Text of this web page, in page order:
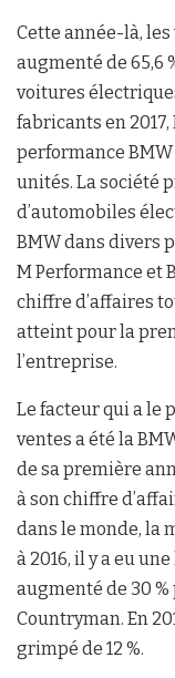
Cette année-là,
augmenté de 65,6
voitures
fabricants en
performance
unités. La société
d’automobiles
BMW dans divers
M Performance et
chiffre d’affaires
atteint pour la
l’entreprise.
Le facteur qui a le
ventes a été la
de sa première
à son chiffre
dans le monde, la
à 2016, il y a eu
augmenté de 30
Countryman. En
grimpé de 12 %.